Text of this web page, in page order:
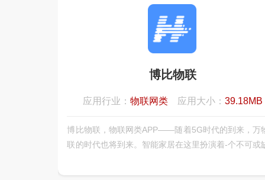
博比物联
应用行业： 物联网类应用大小： 39.18MB
博比物联，物联网类APP——随着5G时代的到来，万
联的时代也将到来。智能家居在这里扮演着-个不可或
居体验，可连接家中绝大部分智能设备而，实现了各